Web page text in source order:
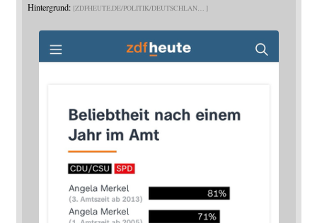
Hintergrund: ZDFHEUTE.DE/POLITIK/DEUTSCHLAN